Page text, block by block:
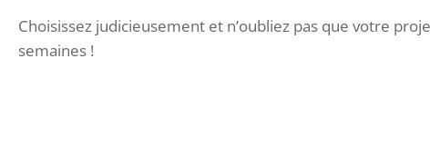
Choisissez judicieusement et n’oubliez pas que votre
semaines !